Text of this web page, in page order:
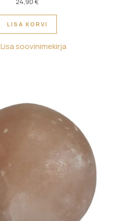
LISA KORVI
Lisa soovinimekirja